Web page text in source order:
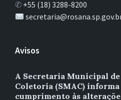
✆ +55 (18) 3288-8200
Avisos
A Secretaria Municipal
Coletoria (SMAC) informa
cumprimento às